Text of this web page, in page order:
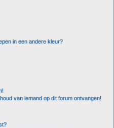
in een andere kleur?
van iemand op dit forum ontvangen!